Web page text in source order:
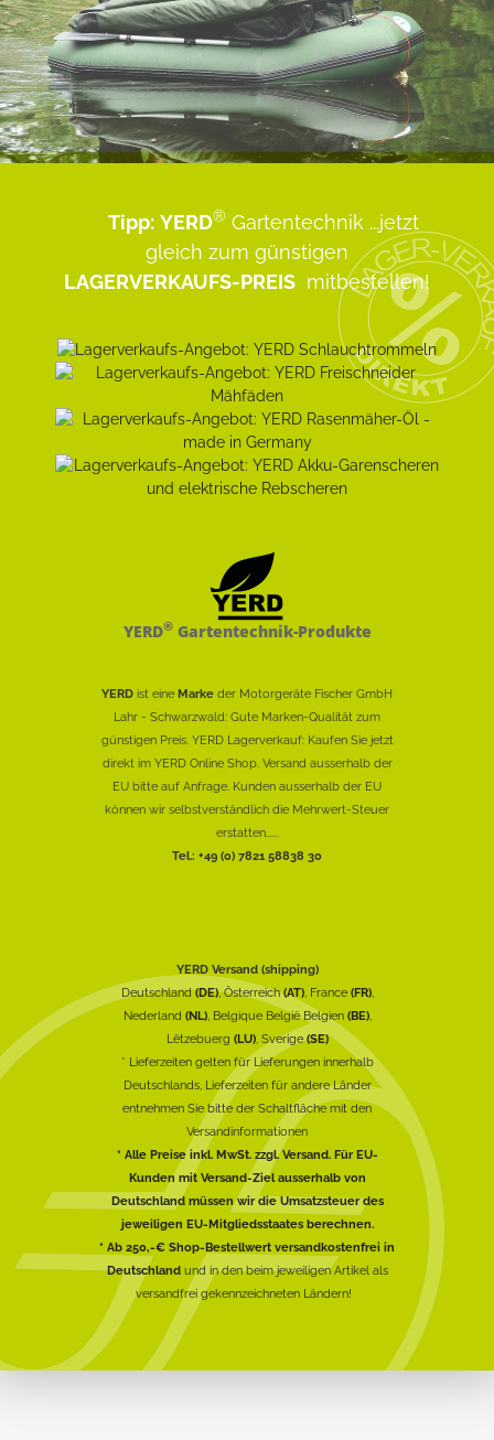
Tipp: YERD® Gartentechnik ...jetzt
gleich zum günstigen
LAGERVERKAUFS-PREIS mitbestellen!
YERD®Gartentechnik-Produkte
YERD ist eine Marke der Motorgeräte Fischer GmbH
Lahr - Schwarzwald: Gute Marken-Qualität zum
günstigen Preis. YERD Lagerverkauf: Kaufen Sie jetzt
direkt im YERD Online Shop. Versand ausserhalb der
EU bitte auf Anfrage. Kunden ausserhalb der EU
können wir selbstverständlich die Mehrwert-Steuer
erstatten......
Tel.: +49 (0) 7821 58838 30
YERD Versand (shipping)
Deutschland(DE), Österreich(AT), France (FR),
Nederland (NL), Belgique België Belgien (BE),
Lëtzebuerg (LU), Sverige(SE)
* Lieferzeiten gelten für Lieferungen innerhalb
Deutschlands, Lieferzeiten für andere Länder
entnehmen Sie bitte der Schaltfläche mit den
Versandinformationen
* Alle Preise inkl. MwSt. zzgl. Versand. Für EU-
Kunden mit Versand-Ziel ausserhalb von
Deutschland müssen wir die Umsatzsteuer des
jeweiligen EU-Mitgliedsstaates berechnen.
* Ab 250,-€ Shop-Bestellwert versandkostenfrei in
Deutschlandund in den beim jeweiligen Artikel als
versandfrei gekennzeichneten Ländern!